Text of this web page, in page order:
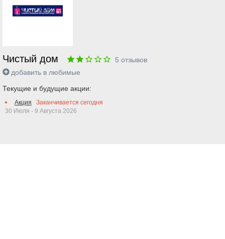
Чистый дом 5 отзывов
добавить в любимые
Текущие и будущие акции:
Акция
Заканчивается сегодня
30 Июля - 9 Августа 2026